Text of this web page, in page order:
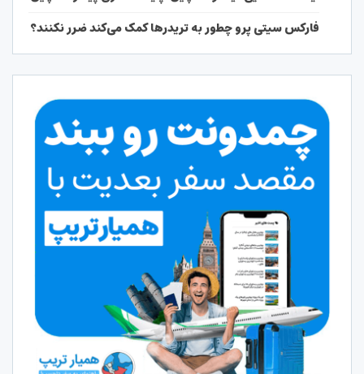
فارکس سیتی پرو چطور به تریدرها کمک می‌کند ضرر نکنند؟